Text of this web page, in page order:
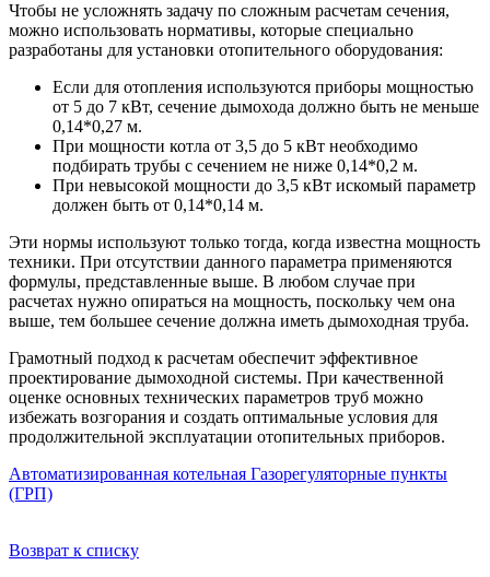
Чтобы не усложнять задачу по сложным расчетам сечения,
можно использовать нормативы, которые специально
разработаны для установки отопительного оборудования:
Если для отопления используются приборы мощностью
от 5 до 7 кВт, сечение дымохода должно быть не меньше
0,14*0,27 м.
При мощности котла от 3,5 до 5 кВт необходимо
подбирать трубы с сечением не ниже 0,14*0,2 м.
При невысокой мощности до 3,5 кВт искомый параметр
должен быть от 0,14*0,14 м.
Эти нормы используют только тогда, когда известна мощность
техники. При отсутствии данного параметра применяются
формулы, представленные выше. В любом случае при
расчетах нужно опираться на мощность, поскольку чем она
выше, тем большее сечение должна иметь дымоходная труба.
Грамотный подход к расчетам обеспечит эффективное
проектирование дымоходной системы. При качественной
оценке основных технических параметров труб можно
избежать возгорания и создать оптимальные условия для
продолжительной эксплуатации отопительных приборов.
Автоматизированная котельная Газорегуляторные пункты
(ГРП)
Возврат к списку